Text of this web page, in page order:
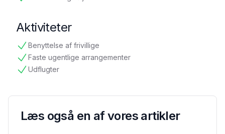
tilgængelig
Aktiviteter
Benyttelse af frivillige
tilgængelig
Faste ugentlige arrangementer
tilgængelig
Udflugter
tilgængelig
Læs også en af vores artikler